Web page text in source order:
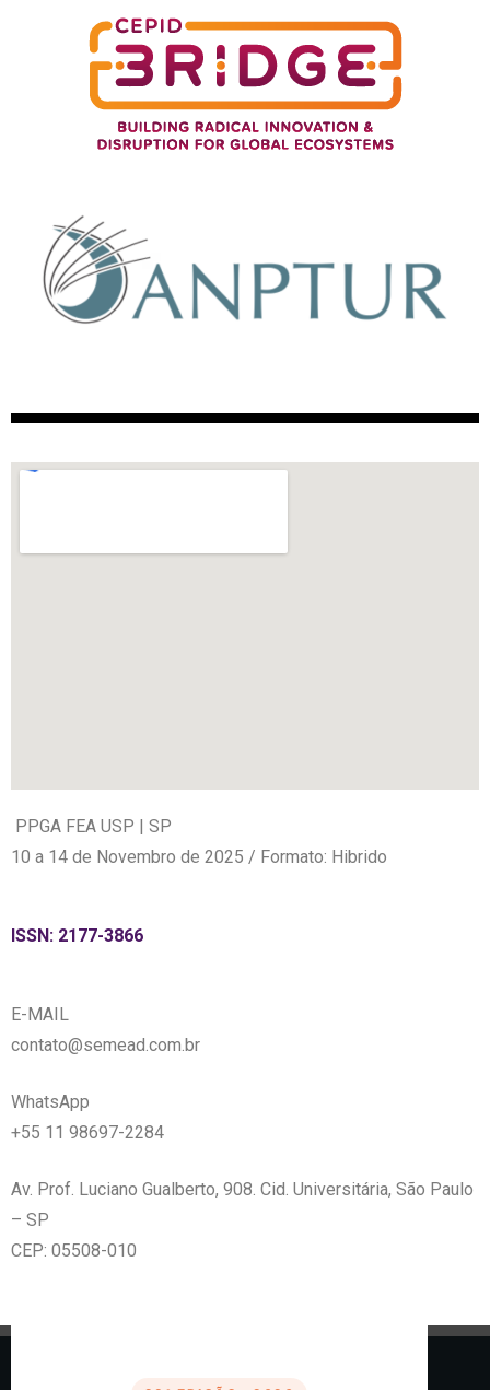
PPGA FEA USP | SP
10 a 14 de Novembro de 2025 / Formato: Hibrido
ISSN: 2177-3866
E-MAIL
contato@semead.com.br
WhatsApp
+55 11 98697-2284
Av. Prof. Luciano Gualberto, 908. Cid. Universitária, São Paulo
– SP
CEP: 05508-010